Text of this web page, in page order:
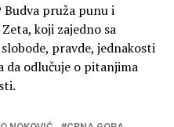
Budva pruža punu i
koji zajedno sa
pravde, jednakosti
da odlučuje o pitanjima